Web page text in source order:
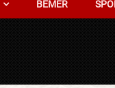
BEMER